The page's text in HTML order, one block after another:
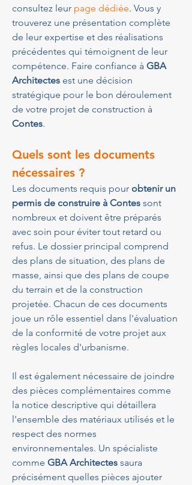
consultez leur page dédiée. Vous y
trouverez une présentation complète
de leur expertise et des réalisations
précédentes qui témoignent de leur
compétence. Faire confiance à GBA
Architectes est une décision
stratégique pour le bon déroulement
de votre projet de construction à
Contes.
Quels sont les documents
nécessaires ?
Les documents requis pour obtenir un
permis de construire à Contes sont
nombreux et doivent être préparés
avec soin pour éviter tout retard ou
refus. Le dossier principal comprend
des plans de situation, des plans de
masse, ainsi que des plans de coupe
du terrain et de la construction
projetée. Chacun de ces documents
joue un rôle essentiel dans l'évaluation
de la conformité de votre projet aux
règles locales d'urbanisme.
Il est également nécessaire de joindre
des pièces complémentaires comme
la notice descriptive qui détaillera
l'ensemble des matériaux utilisés et le
respect des normes
environnementales. Un spécialiste
comme GBA Architectes saura
précisément quelles pièces ajouter